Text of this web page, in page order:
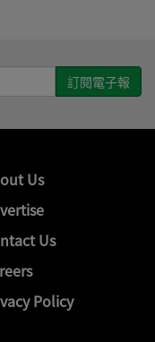
Us
Us
Policy